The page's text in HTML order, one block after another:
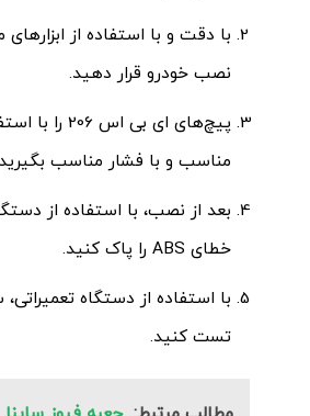
با دقت و با استفاده از
نصب خودرو قرار دهید.
پیچ‌های ای بی
مناسب و با فشار مناسب
بعد از نصب، با استفاده از
خطای ABS را پاک کنید.
تست کنید.